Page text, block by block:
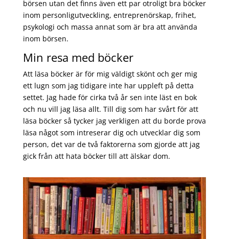
börsen utan det finns även ett par otroligt bra böcker
inom personligutveckling, entreprenörskap, frihet,
psykologi och massa annat som är bra att använda
inom börsen.
Min resa med böcker
Att läsa böcker är för mig väldigt skönt och ger mig
ett lugn som jag tidigare inte har uppleft på detta
settet. Jag hade för cirka två år sen inte läst en bok
och nu vill jag läsa allt. Till dig som har svårt för att
läsa böcker så tycker jag verkligen att du borde prova
läsa något som intreserar dig och utvecklar dig som
person, det var de två faktorerna som gjorde att jag
gick från att hata böcker till att älskar dom.